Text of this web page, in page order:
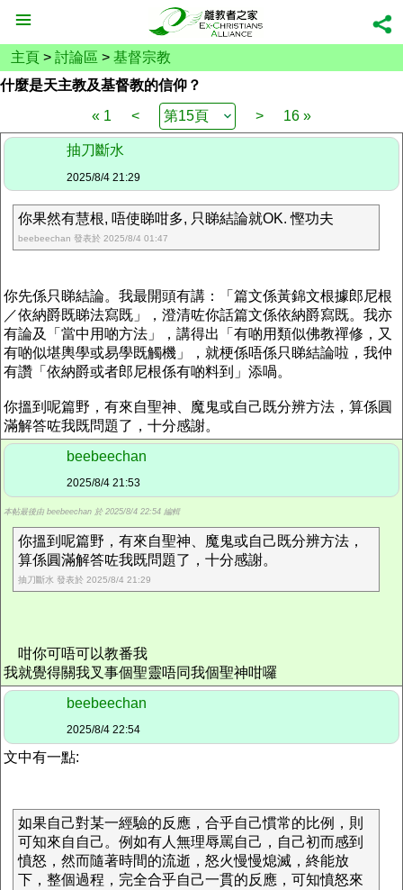
主頁 > 討論區 > 基督宗教
什麼是天主教及基督教的信仰？
« 1
< > 16 »
抽刀斷水
2025/8/4 21:29
你果然有慧根, 唔使睇咁多, 只睇結論就OK. 慳功夫
beebeechan 發表於 2025/8/4 01:47
你先係只睇結論。我最開頭有講：「篇文係黃錦文根據郎尼根
／依納爵既睇法寫既」，澄清咗你話篇文係依納爵寫既。我亦
有論及「當中用啲方法」，講得出「有啲用類似佛教禪修，又
有啲似堪輿學或易學既觸機」，就梗係唔係只睇結論啦，我仲
有讚「依納爵或者郎尼根係有啲料到」添喎。
你搵到呢篇野，有來自聖神、魔鬼或自己既分辨方法，算係圓
滿解答咗我既問題了，十分感謝。
beebeechan
2025/8/4 21:53
本帖最後由 beebeechan 於 2025/8/4 22:54 編輯
你搵到呢篇野，有來自聖神、魔鬼或自己既分辨方法，
算係圓滿解答咗我既問題了，十分感謝。
抽刀斷水 發表於 2025/8/4 21:29
咁你可唔可以教番我
我就覺得關我叉事個聖靈唔同我個聖神咁囉
beebeechan
2025/8/4 22:54
文中有一點:
如果自己對某一經驗的反應，合乎自己慣常的比例，則
可知來自自己。例如有人無理辱罵自己，自己初而感到
憤怒，然而隨著時間的流逝，怒火慢慢熄滅，終能放
下，整個過程，完全合乎自己一貫的反應，可知憤怒來